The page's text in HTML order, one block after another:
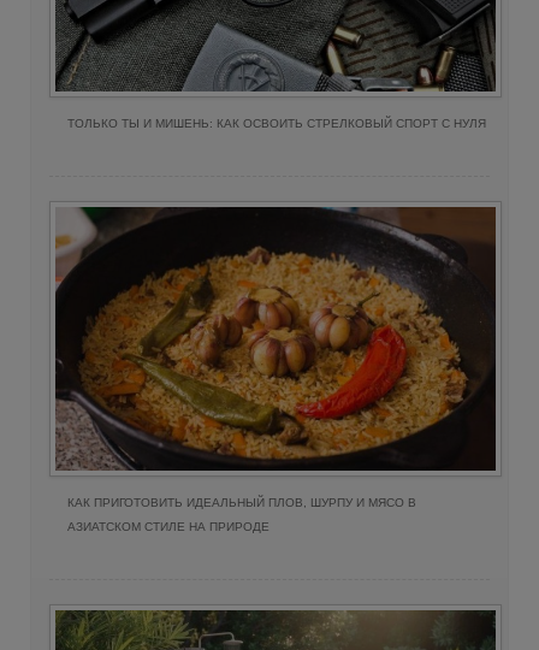
ТОЛЬКО ТЫ И МИШЕНЬ: КАК ОСВОИТЬ СТРЕЛКОВЫЙ СПОРТ С НУЛЯ
КАК ПРИГОТОВИТЬ ИДЕАЛЬНЫЙ ПЛОВ, ШУРПУ И МЯСО В
АЗИАТСКОМ СТИЛЕ НА ПРИРОДЕ